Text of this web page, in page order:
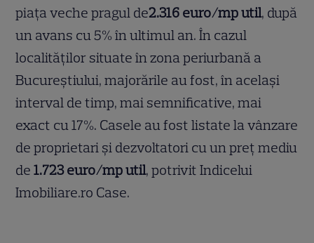
piața veche pragul de2.316 euro/mp util, după
un avans cu 5% în ultimul an. În cazul
localităților situate în zona periurbană a
Bucureștiului, majorările au fost, în același
interval de timp, mai semnificative, mai
exact cu 17%. Casele au fost listate la vânzare
de proprietari și dezvoltatori cu un preț mediu
de1.723 euro/mp util, potrivit Indicelui
Imobiliare.ro Case.